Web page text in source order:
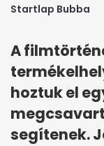
Startlap Bubba
A
hoztuk el
segítenek.